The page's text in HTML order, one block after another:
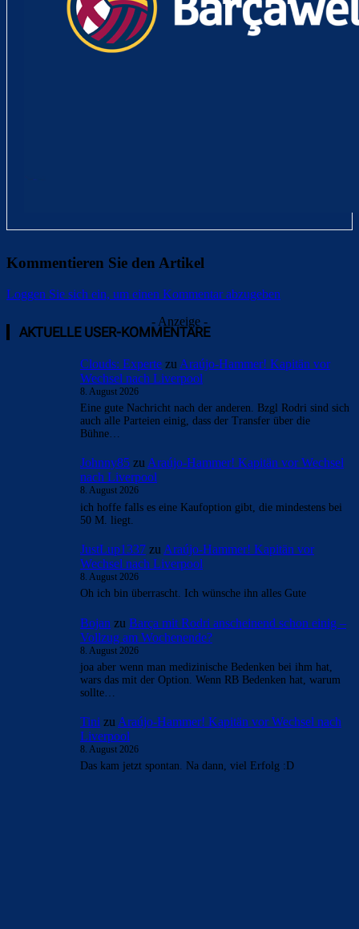
Kommentieren Sie den Artikel
Loggen Sie sich ein, um einen Kommentar abzugeben
- Anzeige -
AKTUELLE USER-KOMMENTARE
Clouds: Experte zu Araújo-Hammer! Kapitän vor
Wechsel nach Liverpool
8. August 2026
Eine gute Nachricht nach der anderen. Bzgl Rodri sind sich
auch alle Parteien einig, dass der Transfer über die
Bühne…
Johnny85 zuAraújo-Hammer! Kapitän vor Wechsel
nach Liverpool
8. August 2026
ich hoffe falls es eine Kaufoption gibt, die mindestens bei
50 M. liegt.
JustLup1337 zu Araújo-Hammer! Kapitän vor
Wechsel nach Liverpool
8. August 2026
Oh ich bin überrascht. Ich wünsche ihn alles Gute
Bojan zu Barça mit Rodri anscheinend schon einig –
Vollzug am Wochenende?
8. August 2026
joa aber wenn man medizinische Bedenken bei ihm hat,
wars das mit der Option. Wenn RB Bedenken hat, warum
sollte…
Tini zu Araújo-Hammer! Kapitän vor Wechsel nach
Liverpool
8. August 2026
Das kam jetzt spontan. Na dann, viel Erfolg :D